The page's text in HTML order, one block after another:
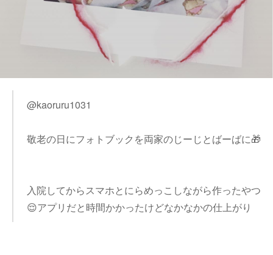
@kaoruru1031
敬老の日にフォトブックを両家のじーじとばーばに🎁
入院してからスマホとにらめっこしながら作ったやつ
😌アプリだと時間かかったけどなかなかの仕上がり